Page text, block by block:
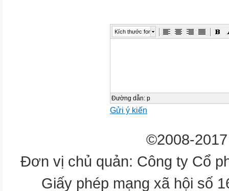
02
2
bà thường trải chiếu ở giữa
4
xem chúng tôi chạy nhảy, nô
Kích thước font
Đường dẫn: p
Gửi ý kiến
©2008-
Đơn vị chủ quản: Công ty Cổ
Giấy phép mạng xã hội số